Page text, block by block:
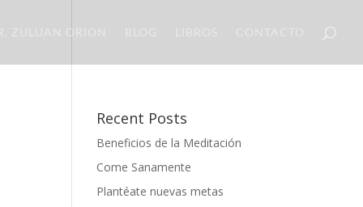
Recent Posts
Beneficios de la Meditación
Come Sanamente
Plantéate nuevas metas